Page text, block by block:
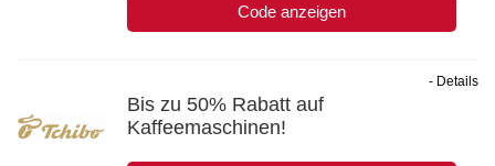
Code anzeigen
Bis zu 50% Rabatt auf
Kaffeemaschinen!
- Details